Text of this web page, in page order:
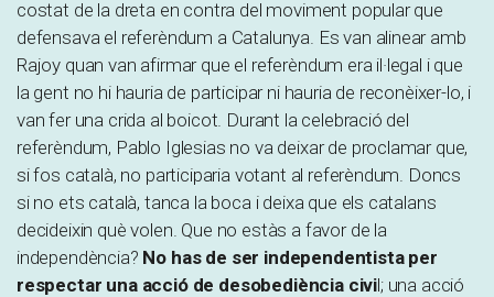
costat de la dreta en contra del moviment popular que
defensava el referèndum a Catalunya. Es van alinear amb
Rajoy quan van afirmar que el referèndum era il·legal i que
la gent no hi hauria de participar ni hauria de reconèixer-lo, i
van fer una crida al boicot. Durant la celebració del
referèndum, Pablo Iglesias no va deixar de proclamar que,
si fos català, no participaria votant al referèndum. Doncs
si no ets català, tanca la boca i deixa que els catalans
decideixin què volen. Que no estàs a favor de la
independència? No has de ser independentista per
respectar una acció de desobediència civil; una acció